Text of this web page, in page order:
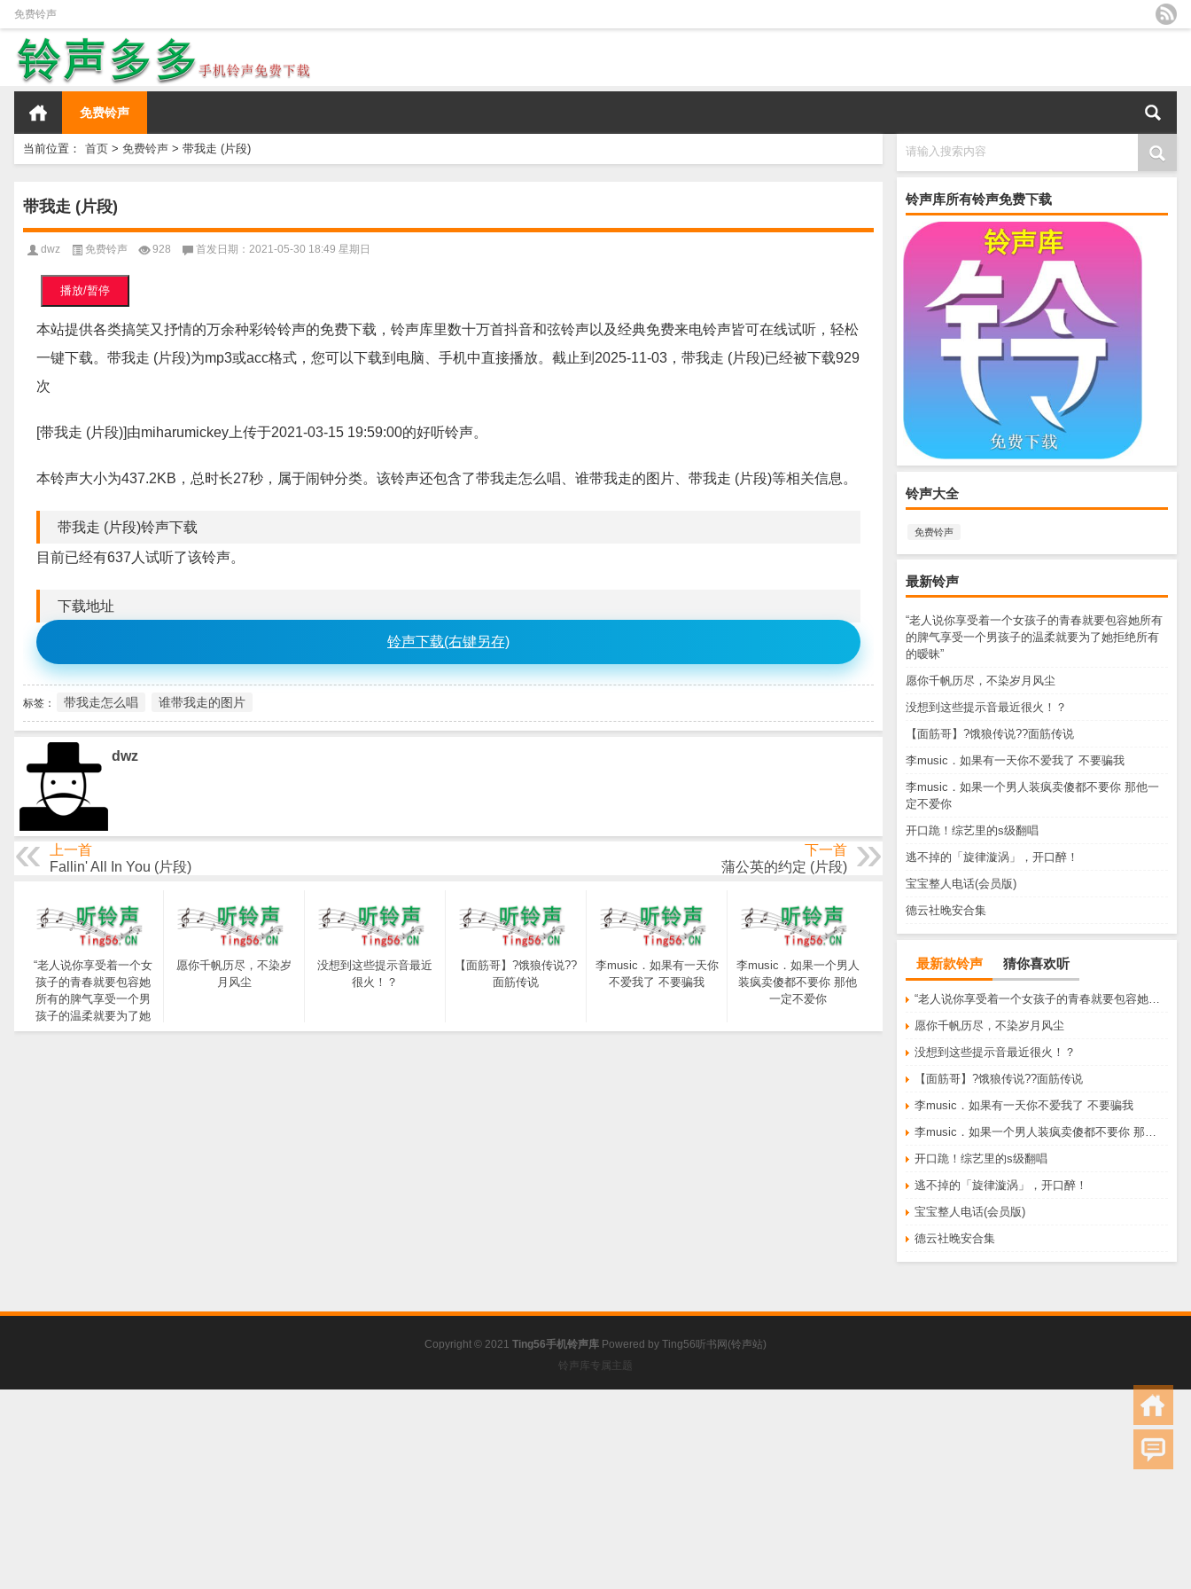
免费铃声
免费铃声
当前位置： 首页 > 免费铃声 > 带我走 (片段)
带我走 (片段)
dwz 免费铃声 928 首发日期：2021-05-30 18:49 星期日
播放/暂停
本站提供各类搞笑又抒情的万余种彩铃铃声的免费下载，铃声库里数十万首抖音和弦铃声以及经典免费来电铃声皆可在线试听，轻松
一键下载。带我走 (片段)为mp3或acc格式，您可以下载到电脑、手机中直接播放。截止到2025-11-03，带我走 (片段)已经被下载929
次
[带我走 (片段)]由miharumickey上传于2021-03-15 19:59:00的好听铃声。
本铃声大小为437.2KB，总时长27秒，属于闹钟分类。该铃声还包含了带我走怎么唱、谁带我走的图片、带我走 (片段)等相关信息。
带我走 (片段)铃声下载
目前已经有637人试听了该铃声。
下载地址
铃声下载(右键另存)
标签： 带我走怎么唱 谁带我走的图片
dwz
上一首
Fallin' All In You (片段)
下一首
蒲公英的约定 (片段)
“老人说你享受着一个女
孩子的青春就要包容她
所有的脾气享受一个男
孩子的温柔就要为了她
拒绝所有的暧昧”
愿你千帆历尽，不染岁
月风尘
没想到这些提示音最近
很火！？
【面筋哥】?饿狼传说??
面筋传说
李music．如果有一天你
不爱我了 不要骗我
李music．如果一个男人
装疯卖傻都不要你 那他
一定不爱你
请输入搜索内容
铃声库所有铃声免费下载
铃声大全
免费铃声
最新铃声
“老人说你享受着一个女孩子的青春就要包容她所有
的脾气享受一个男孩子的温柔就要为了她拒绝所有
的暧昧”
愿你千帆历尽，不染岁月风尘
没想到这些提示音最近很火！？
【面筋哥】?饿狼传说??面筋传说
李music．如果有一天你不爱我了 不要骗我
李music．如果一个男人装疯卖傻都不要你 那他一
定不爱你
开口跪！综艺里的s级翻唱
逃不掉的「旋律漩涡」，开口醉！
宝宝整人电话(会员版)
德云社晚安合集
最新款铃声 猜你喜欢听
愿你千帆历尽，不染岁月风尘
没想到这些提示音最近很火！？
【面筋哥】?饿狼传说??面筋传说
李music．如果有一天你不爱我了 不要骗我
开口跪！综艺里的s级翻唱
逃不掉的「旋律漩涡」，开口醉！
宝宝整人电话(会员版)
德云社晚安合集
Copyright © 2021 Ting56手机铃声库 Powered by Ting56听书网(铃声站)
铃声库专属主题